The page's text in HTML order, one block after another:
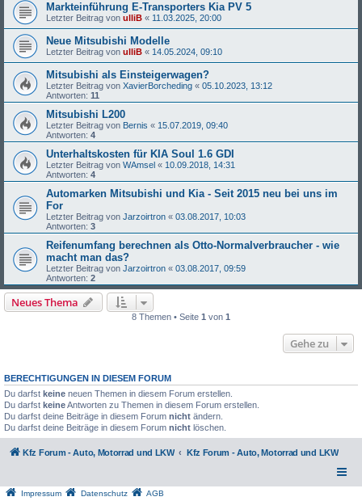
Markteinführung E-Transporters Kia PV 5
Letzter Beitrag von ulliB « 11.03.2025, 20:00
Neue Mitsubishi Modelle
Letzter Beitrag von ulliB « 14.05.2024, 09:10
Mitsubishi als Einsteigerwagen?
Letzter Beitrag von XavierBorcheding « 05.10.2023, 13:12
Antworten: 11
Mitsubishi L200
Letzter Beitrag von Bernis « 15.07.2019, 09:40
Antworten: 4
Unterhaltskosten für KIA Soul 1.6 GDI
Letzter Beitrag von WAmsel « 10.09.2018, 14:31
Antworten: 4
Automarken Mitsubishi und Kia - Seit 2015 neu bei uns im
For
Letzter Beitrag von Jarzoirtron « 03.08.2017, 10:03
Antworten: 3
Reifenumfang berechnen als Otto-Normalverbraucher - wie
macht man das?
Letzter Beitrag von Jarzoirtron « 03.08.2017, 09:59
Antworten: 2
Neues Thema
8 Themen • Seite 1 von 1
Gehe zu
BERECHTIGUNGEN IN DIESEM FORUM
Du darfst keine neuen Themen in diesem Forum erstellen.
Du darfst keineAntworten zu Themen in diesem Forum erstellen.
Du darfst deine Beiträge in diesem Forum nicht ändern.
Du darfst deine Beiträge in diesem Forum nicht löschen.
Kfz Forum - Auto, Motorrad und LKW Kfz Forum - Auto, Motorrad und LKW
Impressum Datenschutz
AGB